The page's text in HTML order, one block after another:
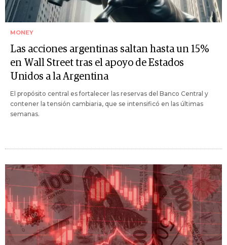
MONEY
Las acciones argentinas saltan hasta un 15%
en Wall Street tras el apoyo de Estados
Unidos a la Argentina
El propósito central es fortalecer las reservas del Banco Central y
contener la tensión cambiaria, que se intensificó en las últimas
semanas.